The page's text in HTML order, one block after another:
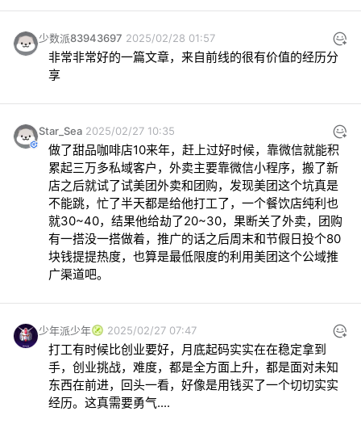
少数派83943697 2025/02/28 01:57
非常非常好的一篇文章，来自前线的很有价值的经历分
享
Star_Sea 2025/02/27 10:35
做了甜品咖啡店10来年，赶上过好时候，靠微信就能积
累起三万多私域客户，外卖主要靠微信小程序，搬了新
店之后就试了试美团外卖和团购，发现美团这个坑真是
不能跳，忙了半天都是给他打工了，一个餐饮店纯利也
就30~40，结果他给劫了20~30，果断关了外卖，团购
有一搭没一搭做着，推广的话之后周末和节假日投个80
块钱提提热度，也算是最低限度的利用美团这个公域推
广渠道吧。
少年派少年 2025/02/27 07:47
打工有时候比创业要好，月底起码实实在在稳定拿到
手，创业挑战，难度，都是全方面上升，都是面对未知
东西在前进，回头一看，好像是用钱买了一个切切实实
经历。这真需要勇气....